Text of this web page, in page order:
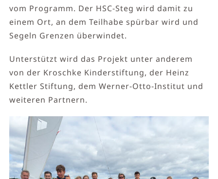
vom Programm. Der HSC-Steg wird damit zu
einem Ort, an dem Teilhabe spürbar wird und
Segeln Grenzen überwindet.
Unterstützt wird das Projekt unter anderem
von der Kroschke Kinderstiftung, der Heinz
Kettler Stiftung, dem Werner-Otto-Institut und
weiteren Partnern.